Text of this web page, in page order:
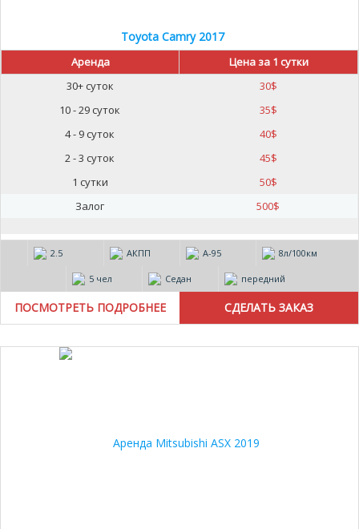
Toyota Camry 2017
Аренда
Цена за 1 сутки
30+ суток
30$
10 - 29 суток
35$
4 - 9 суток
40$
2 - 3 суток
45$
1 сутки
50$
Залог
500$
2.5 АКПП А-95 8л/100км
5 чел Седан передний
ПОСМОТРЕТЬ ПОДРОБНЕЕ